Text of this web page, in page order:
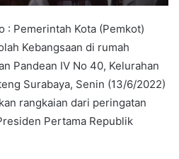
: Pemerintah Kota (Pemkot)
Kebangsaan di rumah
Pandean IV No 40, Kelurahan
Surabaya, Senin (13/6/2022)
rangkaian dari peringatan
Pertama Republik